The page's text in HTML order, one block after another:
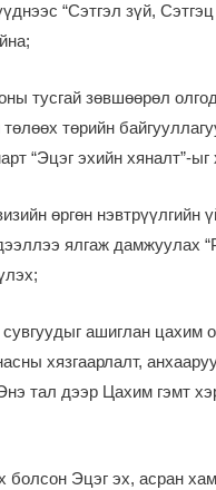
“Сэтгэл зүй,
тусгай зөвшөөрөл
төрийн
“Эцэг эхийн хяналт”-
өргөн нэвтрүүлгийн
ялгаж дамжуулах
ашиглан цахим
хязгаарлалт,
тал дээр Цахим гэмт
болсон Эцэг эх, асран